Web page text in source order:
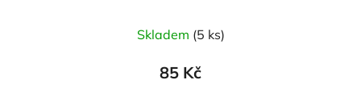
Skladem (5 ks)
85 Kč